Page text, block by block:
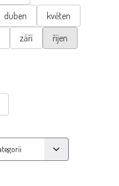
duben
květen
září
říjen